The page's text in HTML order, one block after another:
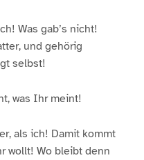
Was gab’s nicht!
und gehörig
selbst!
was Ihr meint!
als ich! Damit kommt
wollt! Wo bleibt denn